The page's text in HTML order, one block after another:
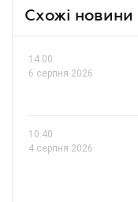
Схожі новини
14.00
6 серпня 2026
10.40
4 серпня 2026